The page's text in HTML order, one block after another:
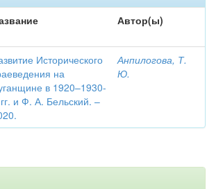
Автор(ы)
Исторического
на
в 1920–1930-
и Ф. А. Бельский. –
Анпилогова, Т.
Ю.